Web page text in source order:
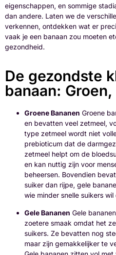
eigenschappen, en sommige
dan andere. Laten we de
verkennen, ontdekken wat er
vaak je een banaan zou moeten
gezondheid.
De gezondste
banaan:
Groene Bananen Groene
en bevatten veel zetmeel,
type zetmeel wordt niet
prebioticum dat de
zetmeel helpt om de
en kan nuttig zijn voor
beheersen. Bovendien
suiker dan rijpe, gele
wie minder snelle suikers wil
Gele Bananen Gele
zoetere smaak omdat het
suikers. Ze bevatten nog
maar zijn gemakkelijker te